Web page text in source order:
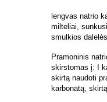
lengvas natrio
milteliai,
smulkios dalelės.
Pramoninis
skirstomas į: I
skirtą naudoti
karbonatą,